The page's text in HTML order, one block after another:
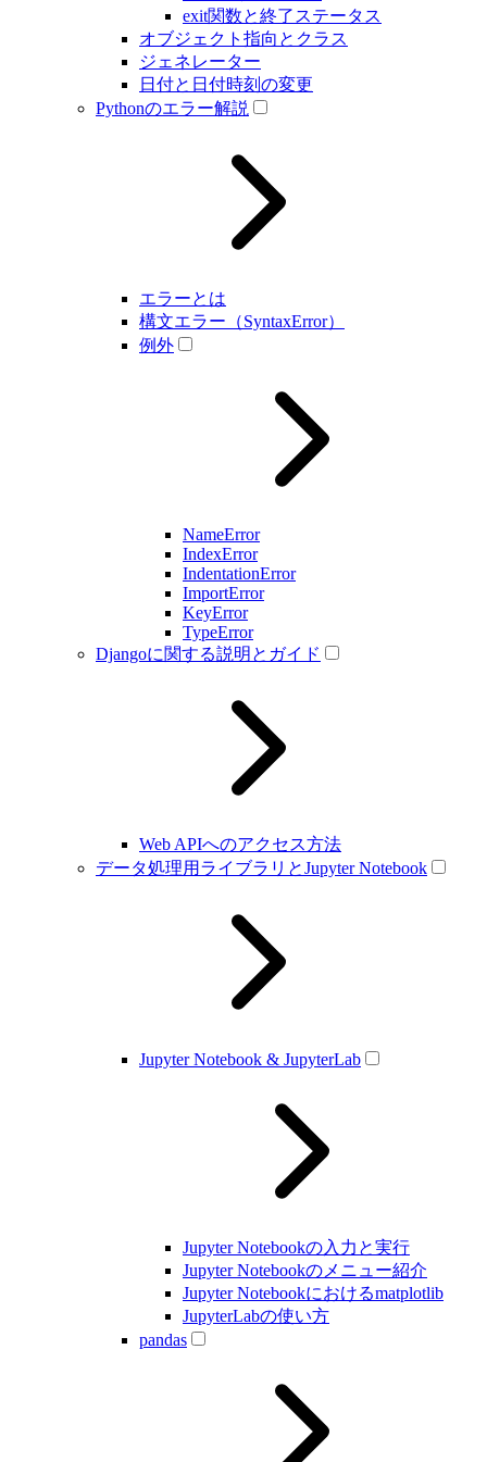
exit関数と終了ステータス
オブジェクト指向とクラス
ジェネレーター
日付と日付時刻の変更
Pythonのエラー解説
エラーとは
構文エラー（SyntaxError）
例外
NameError
IndexError
IndentationError
ImportError
KeyError
TypeError
Djangoに関する説明とガイド
Web APIへのアクセス方法
データ処理用ライブラリとJupyter Notebook
Jupyter Notebook & JupyterLab
Jupyter Notebookの入力と実行
Jupyter Notebookのメニュー紹介
Jupyter Notebookにおけるmatplotlib
JupyterLabの使い方
pandas